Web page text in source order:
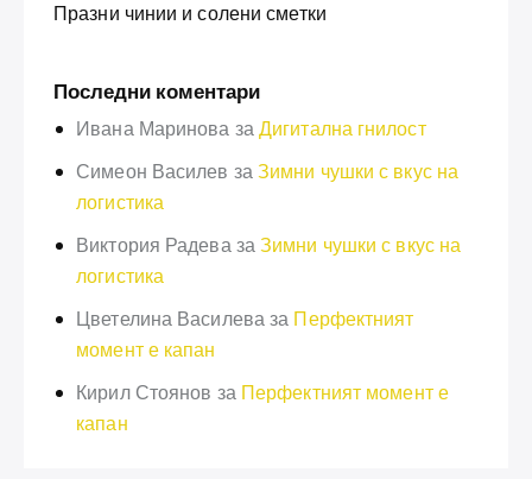
Празни чинии и солени сметки
Последни коментари
Ивана Маринова за Дигитална гнилост
Симеон Василев за Зимни чушки с вкус на
логистика
Виктория РадевазаЗимни чушки с вкус на
логистика
Цветелина Василева за Перфектният
момент е капан
Кирил Стоянов за Перфектният момент е
капан